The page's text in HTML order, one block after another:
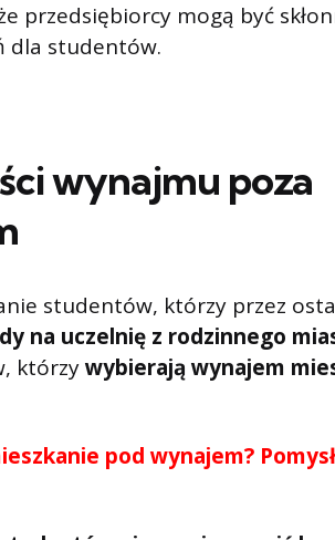
przedsiębiorcy mogą być
dla studentów.
wynajmu poza
studentów, którzy przez
na uczelnię z rodzinnego
którzywybierają wynajem
pod wynajem?